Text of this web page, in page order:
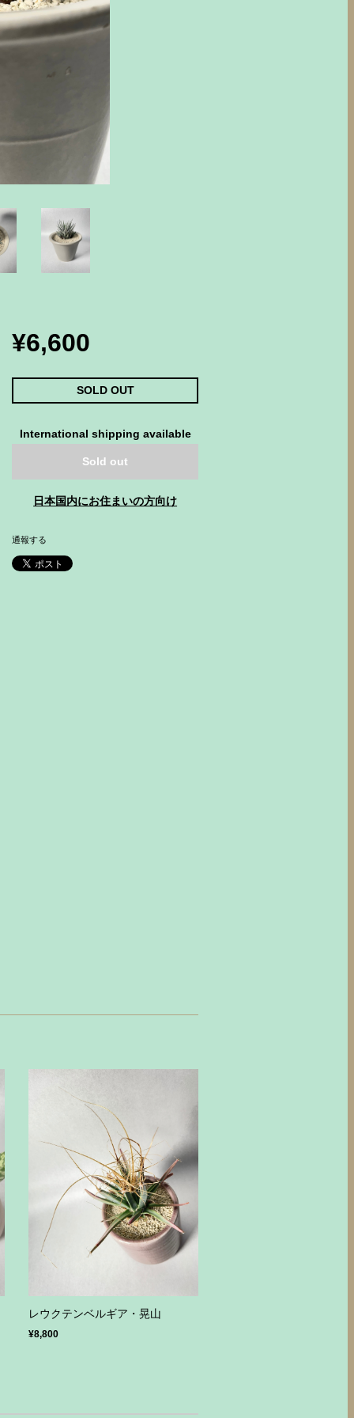
¥6,600
SOLD OUT
International shipping available
Sold out
日本国内にお住まいの方向け
通報する
レウクテンベルギア・晃山
¥8,800